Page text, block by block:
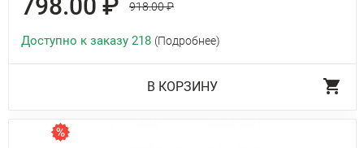
798.00 ₽ 918.00 ₽
Доступно к заказу 218 (Подробнее)
В КОРЗИНУ